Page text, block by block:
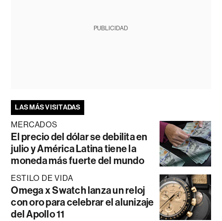
PUBLICIDAD
LAS MÁS VISITADAS
MERCADOS
El precio del dólar se debilita en
julio y América Latina tiene la
moneda más fuerte del mundo
ESTILO DE VIDA
Omega x Swatch lanza un reloj
con oro para celebrar el alunizaje
del Apollo 11